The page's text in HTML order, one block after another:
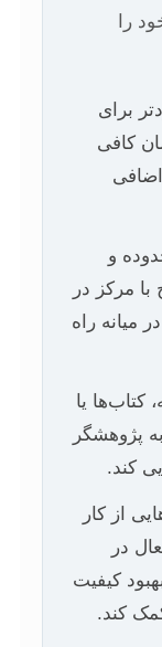
را
کافی
و
مرکز در
راه
یا
پژوهشگر
کند.
از کار
در
کیفیت
کند.